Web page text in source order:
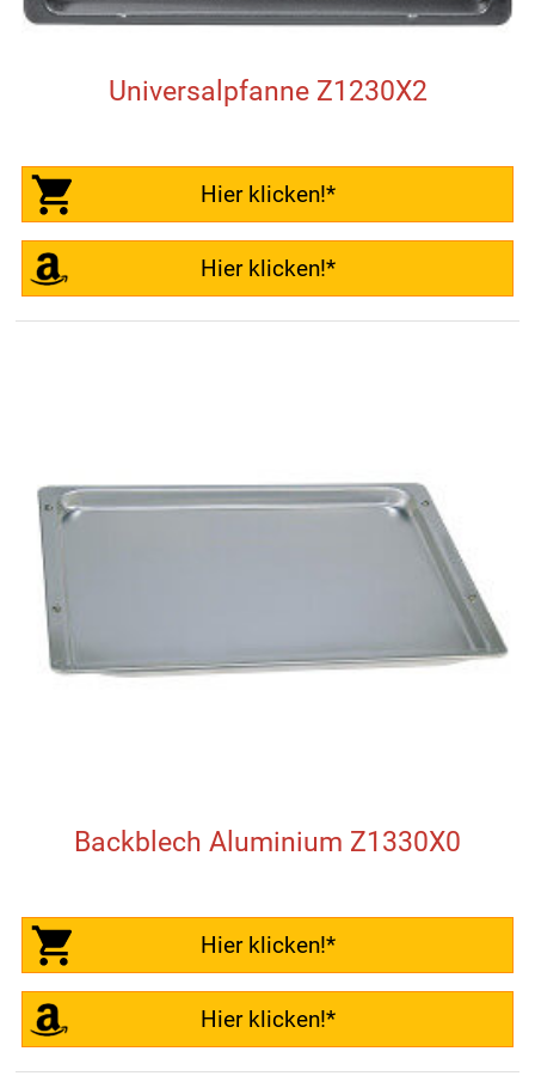
Universalpfanne Z1230X2
Hier klicken!*
Hier klicken!*
Backblech Aluminium Z1330X0
Hier klicken!*
Hier klicken!*